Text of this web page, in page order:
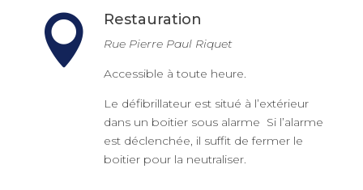
 Restauration
Rue Pierre Paul Riquet
Accessible à toute heure.
Le défibrillateur est situé à l’extérieur
dans un boitier sous alarme Si l’alarme
est déclenchée, il suffit de fermer le
boitier pour la neutraliser.